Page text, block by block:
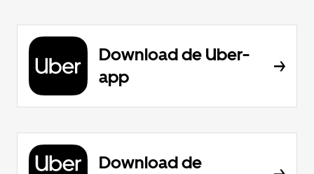
Download de Uber-
app
Download de